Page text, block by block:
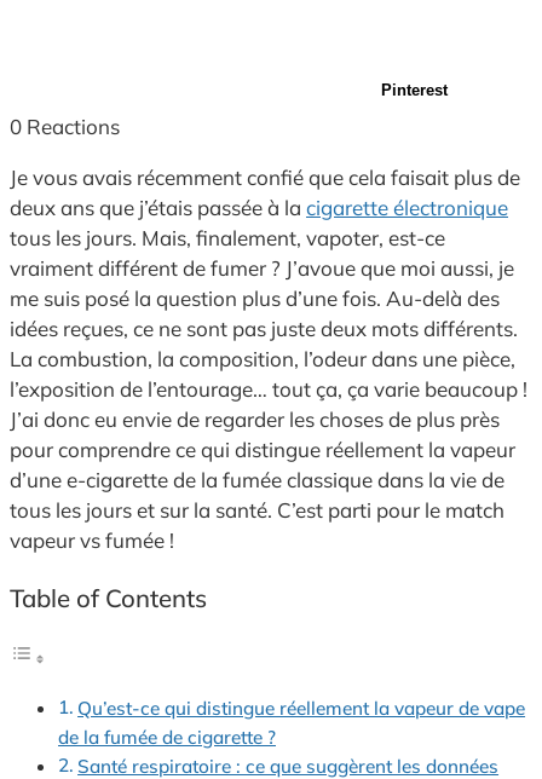
Pinterest
0 Reactions
Je vous avais récemment confié que cela faisait plus de
deux ans que j’étais passée à la cigarette électronique
tous les jours. Mais, finalement, vapoter, est-ce
vraiment différent de fumer ? J’avoue que moi aussi, je
me suis posé la question plus d’une fois. Au-delà des
idées reçues, ce ne sont pas juste deux mots différents.
La combustion, la composition, l’odeur dans une pièce,
l’exposition de l’entourage… tout ça, ça varie beaucoup !
J’ai donc eu envie de regarder les choses de plus près
pour comprendre ce qui distingue réellement la vapeur
d’une e-cigarette de la fumée classique dans la vie de
tous les jours et sur la santé. C’est parti pour le match
vapeur vs fumée !
Table of Contents
Qu’est-ce qui distingue réellement la vapeur de vape
de la fumée de cigarette ?
Santé respiratoire : ce que suggèrent les données